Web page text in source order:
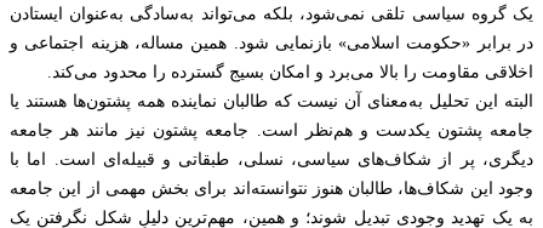
یک گروه سیاسی تلقی نمی‌شود، بلکه می‌تواند به‌سادگی به‌عنوان ایستادن
در برابر «حکومت اسلامی» بازنمایی شود. همین مساله، هزینه اجتماعی و
اخلاقی مقاومت را بالا می‌برد و امکان بسیج گسترده را محدود می‌کند.
البته این تحلیل به‌معنای آن نیست که طالبان نماینده همه پشتون‌ها هستند یا
جامعه پشتون یکدست و هم‌نظر است. جامعه پشتون نیز مانند هر جامعه
دیگری، پر از شکاف‌های سیاسی، نسلی، طبقاتی و قبیله‌ای است. اما با
وجود این شکاف‌ها، طالبان هنوز نتوانسته‌اند برای بخش مهمی از این جامعه
به یک تهدید وجودی تبدیل شوند؛ و همین، مهم‌ترین دلیلِ شکل نگرفتن یک